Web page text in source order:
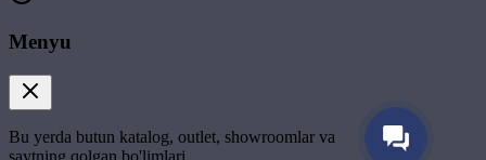
Menyu
Bu yerda butun katalog, outlet, showroomlar va
saytning qolgan bo'limlari.